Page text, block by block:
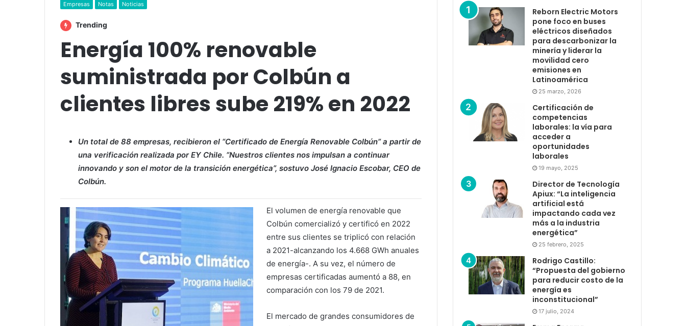
Empresas Notas Noticias
Trending
Energía 100% renovable
suministrada por Colbún a
clientes libres sube 219% en 2022
Un total de 88 empresas, recibieron el “Certificado de Energía Renovable Colbún” a partir de
una verificación realizada por EY Chile. “Nuestros clientes nos impulsan a continuar
innovando y son el motor de la transición energética”, sostuvo José Ignacio Escobar, CEO de
Colbún.
El volumen de energía renovable que
Colbún comercializó y certificó en 2022
entre sus clientes se triplicó con relación
a 2021-alcanzando los 4.668 GWh anuales
de energía-. A su vez, el número de
empresas certificadas aumentó a 88, en
comparación con los 79 de 2021.
El mercado de grandes consumidores de
Reborn Electric Motors
pone foco en buses
eléctricos diseñados
para descarbonizar la
minería y liderar la
movilidad cero
emisiones en
Latinoamérica
25 marzo, 2026
Certificación de
competencias
laborales: la vía para
acceder a
oportunidades
laborales
19 mayo, 2025
Director de Tecnología
Apiux: “La inteligencia
artificial está
impactando cada vez
más a la industria
energética”
25 febrero, 2025
Rodrigo Castillo:
“Propuesta del gobierno
para reducir costo de la
energía es
inconstitucional”
17 julio, 2024